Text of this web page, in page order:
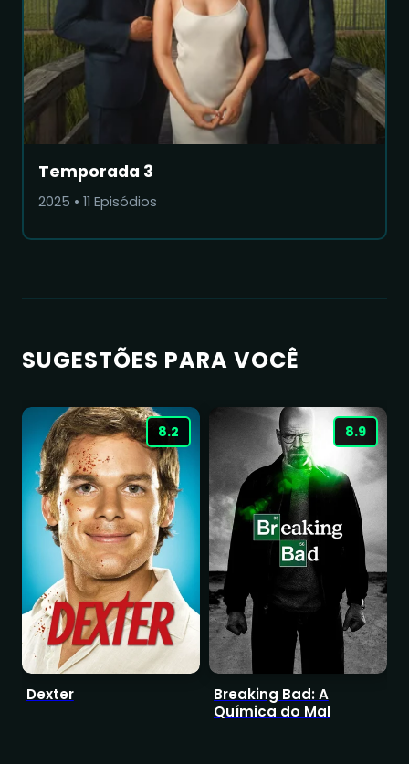
Temporada 3
2025 • 11 Episódios
SUGESTÕES PARA VOCÊ
8.2
Dexter
8.9
Breaking Bad: A
Química do Mal